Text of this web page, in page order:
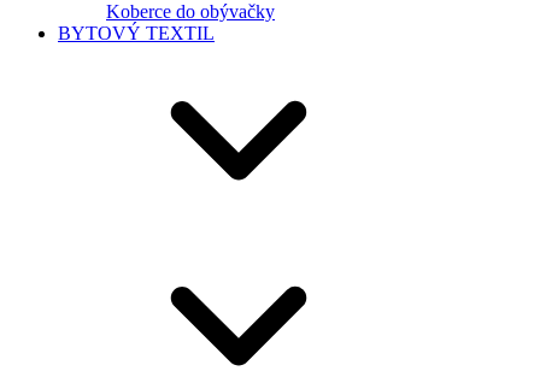
Koberce do obývačky
BYTOVÝ TEXTIL